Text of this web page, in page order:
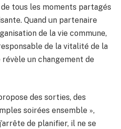
tous les moments partagés
Quand un partenaire
de la vie commune,
de la vitalité de la
un changement de
des sorties, des
soirées ensemble »,
de planifier, il ne se